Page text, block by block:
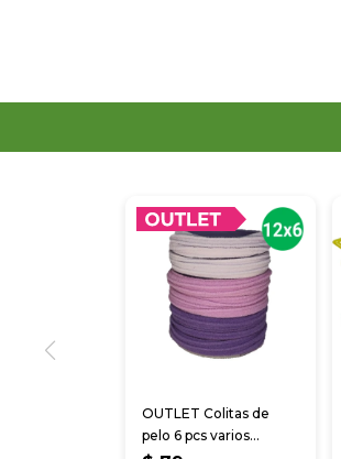
OUTLET Colitas de
pelo 6 pcs varios